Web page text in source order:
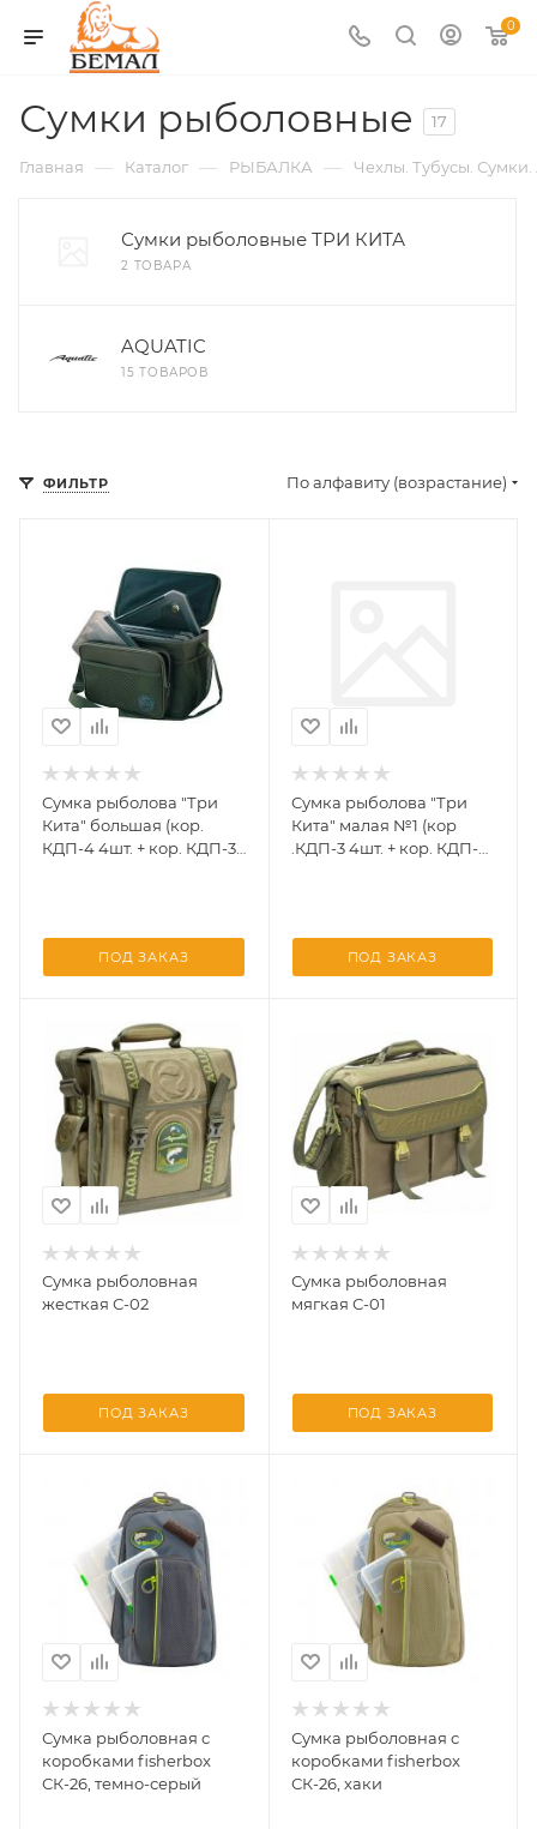
0
Сумки рыболовные 17
Главная — Каталог — РЫБАЛКА — Чехлы. Тубусы.
Сумки рыболовные ТРИ КИТА
2 ТОВАРА
AQUATIC
15 ТОВАРОВ
ФИЛЬТР По алфавиту (возрастание)
Сумка рыболова "Три
Кита" большая (кор.
КДП-4 4шт. + кор. КДП-3
ПОД ЗАКАЗ
Сумка рыболова "Три
Кита" малая №1 (кор
.КДП-3 4шт. + кор. КДП-2
ПОД ЗАКАЗ
Сумка рыболовная
жесткая С-02
ПОД ЗАКАЗ
Сумка рыболовная
мягкая С-01
ПОД ЗАКАЗ
Сумка рыболовная с
коробками fisherbox
СК-26, темно-серый
Сумка рыболовная с
коробками fisherbox
СК-26, хаки